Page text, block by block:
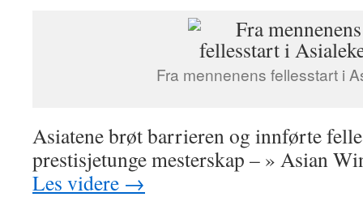
Fra mennenens fellesstart i
Asiatene brøt barrieren og innførte
prestisjetunge mesterskap – » Asian
Les videre →